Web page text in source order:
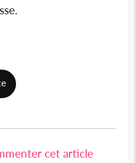
cet article